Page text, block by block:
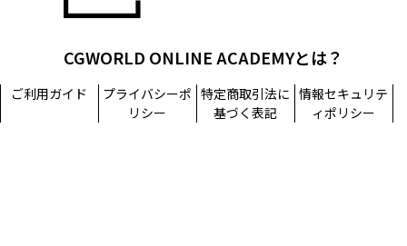
CGWORLD ONLINE ACADEMYとは？
ご利用ガイド
プライバシーポ
リシー
特定商取引法に
基づく表記
情報セキュリテ
ィポリシー